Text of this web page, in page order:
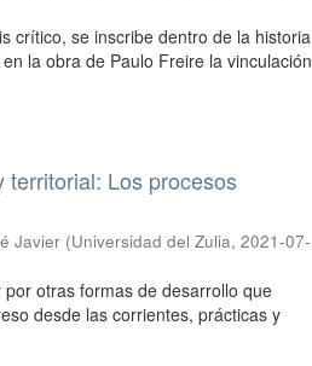
crítico, se inscribe dentro de la historia
la obra de Paulo Freire la vinculación
territorial: Los procesos
Javier (Universidad del Zulia,2021-07-
otras formas de desarrollo que
desde las corrientes, prácticas y